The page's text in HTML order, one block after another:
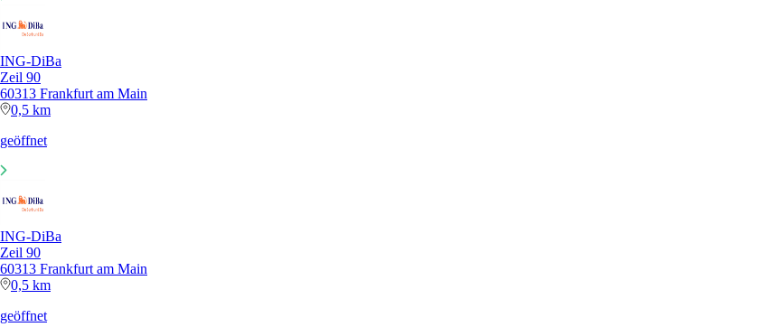
ING-DiBa
Zeil 90
60313 Frankfurt am Main
0,5 km
geöffnet
ING-DiBa
Zeil 90
60313 Frankfurt am Main
0,5 km
geöffnet